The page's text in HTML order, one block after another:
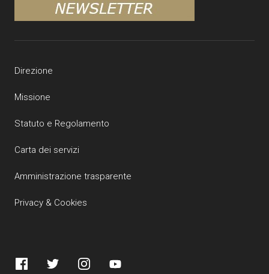
Direzione
Missione
Statuto e Regolamento
Carta dei servizi
Amministrazione trasparente
Privacy & Cookies
FacebookTwitter InstagramYouTube